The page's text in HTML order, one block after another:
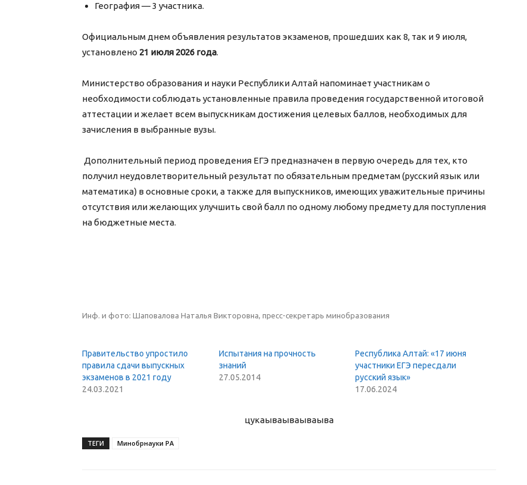
География — 3 участника.
Официальным днем объявления результатов экзаменов, прошедших как 8, так и 9 июля,
установлено 21 июля 2026 года.
Министерство образования и науки Республики Алтай напоминает участникам о
необходимости соблюдать установленные правила проведения государственной итоговой
аттестации и желает всем выпускникам достижения целевых баллов, необходимых для
зачисления в выбранные вузы.
Дополнительный период проведения ЕГЭ предназначен в первую очередь для тех, кто
получил неудовлетворительный результат по обязательным предметам (русский язык или
математика) в основные сроки, а также для выпускников, имеющих уважительные причины
отсутствия или желающих улучшить свой балл по одному любому предмету для поступления
на бюджетные места.
Инф. и фото: Шаповалова Наталья Викторовна, пресс-секретарь минобразования
Правительство упростило
правила сдачи выпускных
экзаменов в 2021 году
24.03.2021
Испытания на прочность
знаний
27.05.2014
Республика Алтай: «17 июня
участники ЕГЭ пересдали
русский язык»
17.06.2024
цукаываываываыва
ТЕГИ Минобрнауки РА